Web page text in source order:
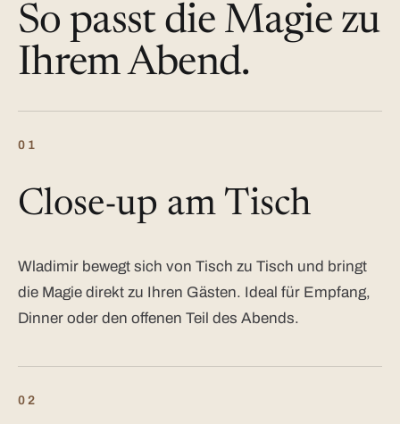
So passt die Magie zu
Ihrem Abend.
01
Close-up am Tisch
Wladimir bewegt sich von Tisch zu Tisch und bringt
die Magie direkt zu Ihren Gästen. Ideal für Empfang,
Dinner oder den offenen Teil des Abends.
02